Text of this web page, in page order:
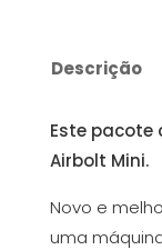
Descrição
Este pacote
Airbolt Mini.
Novo e
uma